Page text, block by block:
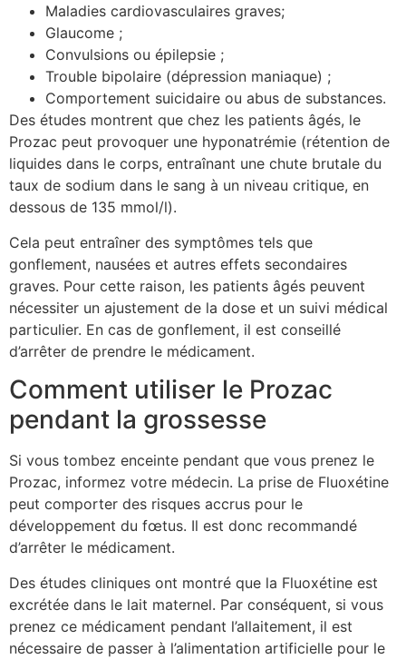
Maladies cardiovasculaires graves;
Glaucome ;
Convulsions ou épilepsie ;
Trouble bipolaire (dépression maniaque) ;
Comportement suicidaire ou abus de substances.
Des études montrent que chez les patients âgés, le
Prozac peut provoquer une hyponatrémie (rétention de
liquides dans le corps, entraînant une chute brutale du
taux de sodium dans le sang à un niveau critique, en
dessous de 135 mmol/l).
Cela peut entraîner des symptômes tels que
gonflement, nausées et autres effets secondaires
graves. Pour cette raison, les patients âgés peuvent
nécessiter un ajustement de la dose et un suivi médical
particulier. En cas de gonflement, il est conseillé
d’arrêter de prendre le médicament.
Comment utiliser le Prozac
pendant la grossesse
Si vous tombez enceinte pendant que vous prenez le
Prozac, informez votre médecin. La prise de Fluoxétine
peut comporter des risques accrus pour le
développement du fœtus. Il est donc recommandé
d’arrêter le médicament.
Des études cliniques ont montré que la Fluoxétine est
excrétée dans le lait maternel. Par conséquent, si vous
prenez ce médicament pendant l’allaitement, il est
nécessaire de passer à l’alimentation artificielle pour le